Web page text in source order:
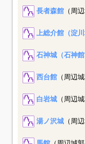
長者森館（周辺
上総介館（淀川
石神城（石神館
西台館（周辺城
白岩城（周辺城
湯ノ沢城（周辺